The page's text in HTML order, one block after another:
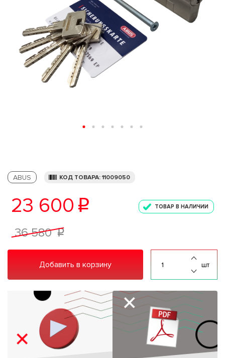
ABUS КОД ТОВАРА: 11009050
23 600 p ТОВАР В НАЛИЧИИ
36 580 p
Добавить в корзину шт